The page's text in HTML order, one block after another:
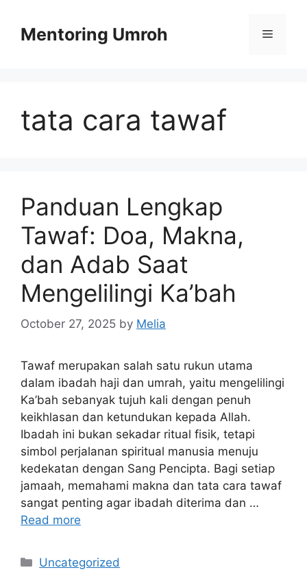
contentMentoring Umroh Menu
tata cara tawaf
Panduan Lengkap
Tawaf: Doa, Makna,
dan Adab Saat
Mengelilingi Ka’bah
October 27, 2025 by Melia
Tawaf merupakan salah satu rukun utama
dalam ibadah haji dan umrah, yaitu mengelilingi
Ka’bah sebanyak tujuh kali dengan penuh
keikhlasan dan ketundukan kepada Allah.
Ibadah ini bukan sekadar ritual fisik, tetapi
simbol perjalanan spiritual manusia menuju
kedekatan dengan Sang Pencipta. Bagi setiap
jamaah, memahami makna dan tata cara tawaf
sangat penting agar ibadah diterima dan …
Read more
Categories
Uncategorized